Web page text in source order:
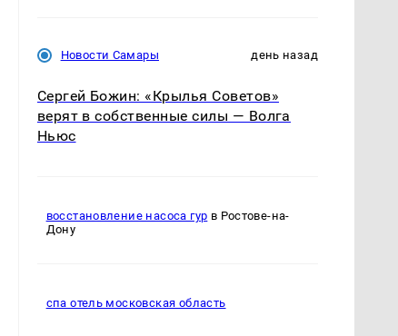
Новости Самары день назад
Сергей Божин: «Крылья Советов»
верят в собственные силы — Волга
Ньюс
восстановление насоса гур в Ростове-на-
Дону
спа отель московская область